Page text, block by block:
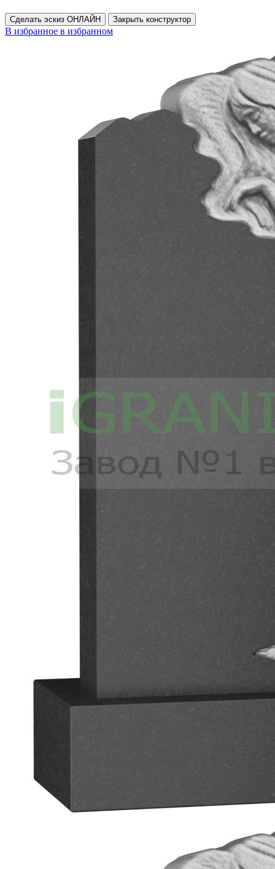
Сделать эскиз ОНЛАЙН Закрыть конструктор
В избранное в избранном